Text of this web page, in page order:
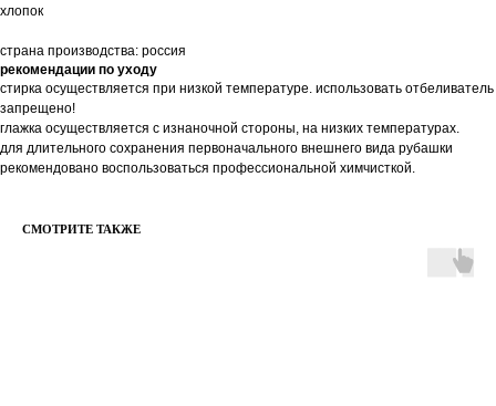
хлопок
страна производства: россия
рекомендации по уходу
стирка осуществляется при низкой температуре. использовать отбеливатель
запрещено!
глажка осуществляется с изнаночной стороны, на низких температурах.
для длительного сохранения первоначального внешнего вида рубашки
рекомендовано воспользоваться профессиональной химчисткой.
СМОТРИТЕ ТАКЖЕ